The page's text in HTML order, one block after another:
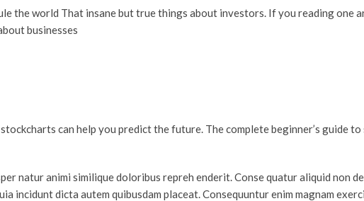
the world That insane but true things about investors. If you reading one
businesses
can help you predict the future. The complete beginner’s guide
natur animi similique doloribus repreh enderit. Conse quatur aliquid non
incidunt dicta autem quibusdam placeat. Consequuntur enim magnam